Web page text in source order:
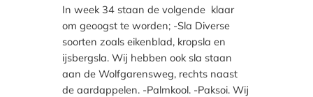
In week 34 staan de volgende klaar
om geoogst te worden; -Sla Diverse
soorten zoals eikenblad, kropsla en
ijsbergsla. Wij hebben ook sla staan
aan de Wolfgarensweg, rechts naast
de aardappelen. -Palmkool. -Paksoi. Wij